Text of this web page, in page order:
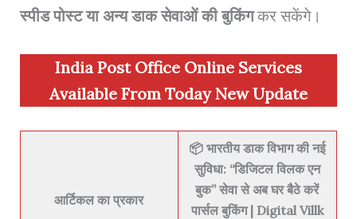
स्पीड पोस्ट या अन्य डाक सेवाओं की बुकिंगकर सकेंगे।
India Post Office Online Services
Available From Today New Update
आर्टिकल का प्रकार
📦भारतीय डाक विभाग की नई
सुविधा: “डिजिटल विलक एन
बुक” सेवा से अब घर बैठे करें
पार्सल बुकिंग | Digital Villk